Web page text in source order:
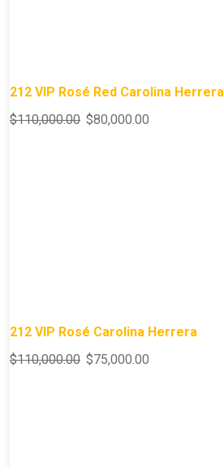
212 VIP Rosé Red Carolina Herrera
$110,000.00 $80,000.00
212 VIP Rosé Carolina Herrera
$110,000.00 $75,000.00